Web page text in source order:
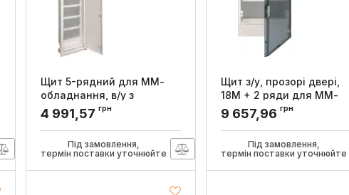
Щит 5-рядний для ММ-
обладнання, в/у з
металевими дверями,
VOLTA, Hager
4 991,57 грн
Під замовлення,
термін поставки уточнюйте
Щит з/у, прозорі двері,
18M + 2 ряди для ММ-
обладнання, VEGA, Hager
Артикул:VB318MMT
9 657,96 грн
Під замовлення,
термін поставки уточнюйте